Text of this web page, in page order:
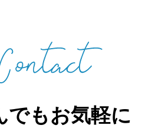
でもお気軽に